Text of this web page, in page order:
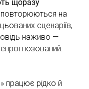
щоразу
повторюються на
сценаріїв,
наживо —
працює рідко й